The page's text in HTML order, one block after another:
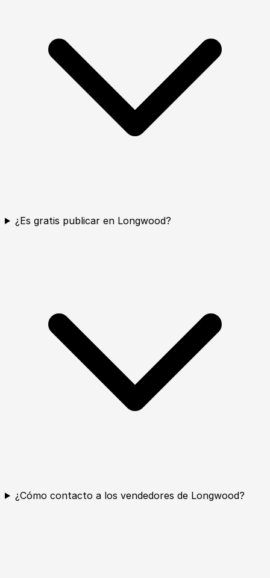
¿Es gratis publicar en Longwood?
¿Cómo contacto a los vendedores de Longwood?